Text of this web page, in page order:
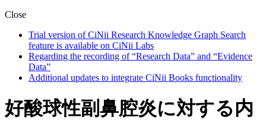
Close
Trial version of CiNii Research Knowledge Graph Search
feature is available on CiNii Labs
Regarding the recording of “Research Data” and “Evidence
Data”
Additional updates to integrate CiNii Books functionality
好酸球性副鼻腔炎に対する内